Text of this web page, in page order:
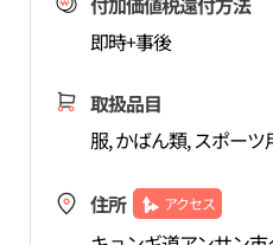
即時+事後
取扱品目
服, かばん類, スポーツ
住所 アクセス